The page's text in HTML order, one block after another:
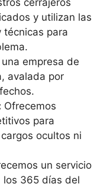
cerrajeros
y utilizan las
técnicas para
empresa de
avalada por
Ofrecemos
para
ocultos ni
un servicio
los 365 días del